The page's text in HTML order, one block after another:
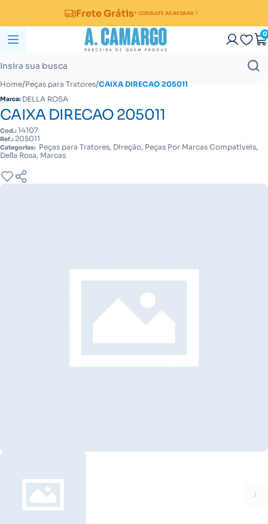
Frete Grátis* CONSULTE AS REGRAS
0
Home/Peças para Tratores/CAIXA DIRECAO 205011
Marca: DELLA ROSA
CAIXA DIRECAO 205011
Cod.:14107
Ref.: 205011
Categorias: Peças para Tratores, Direção, Peças Por Marcas Compatíveis,
Della Rosa, Marcas